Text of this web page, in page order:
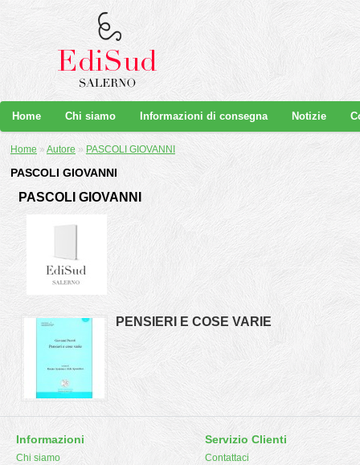
Home Chi siamo Informazioni di consegna Notizie
Home » Autore » PASCOLI GIOVANNI
PASCOLI GIOVANNI
PASCOLI GIOVANNI
PENSIERI E COSE VARIE
Informazioni
Chi siamo
Servizio Clienti
Contattaci